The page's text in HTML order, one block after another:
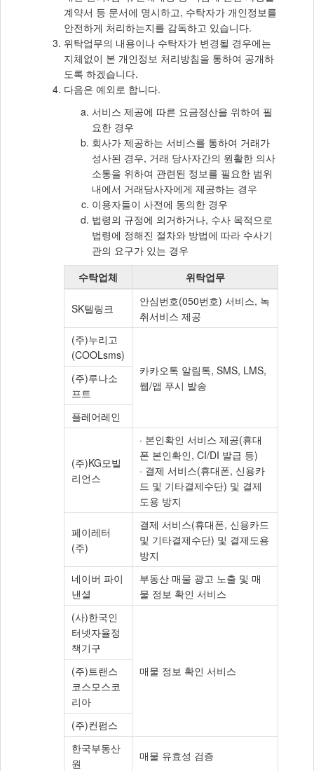
계약서 등 문서에 명시하고, 수탁자가 개인정보를
안전하게 처리하는지를 감독하고 있습니다.
위탁업무의 내용이나 수탁자가 변경될 경우에는
지체없이 본 개인정보 처리방침을 통하여 공개하
도록 하겠습니다.
다음은 예외로 합니다.
서비스 제공에 따른 요금정산을 위하여 필
요한 경우
회사가 제공하는 서비스를 통하여 거래가
성사된 경우, 거래 당사자간의 원활한 의사
소통을 위하여 관련된 정보를 필요한 범위
내에서 거래당사자에게 제공하는 경우
이용자들이 사전에 동의한 경우
법령의 규정에 의거하거나, 수사 목적으로
법령에 정해진 절차와 방법에 따라 수사기
관의 요구가 있는 경우
인
정
보
처
리
위
탁
수탁업체 위탁업무
SK텔링크
안심번호(050번호) 서비스, 녹
취서비스 제공
(주)누리고
(COOLsms)
카카오톡 알림톡, SMS, LMS,
웹/앱 푸시 발송
(주)루나소
프트
플레어레인
(주)KG모빌
리언스
· 본인확인 서비스 제공(휴대
폰 본인확인, CI/DI 발급 등)
· 결제 서비스(휴대폰, 신용카
드 및 기타결제수단) 및 결제
도용 방지
페이레터
(주)
결제 서비스(휴대폰, 신용카드
및 기타결제수단) 및 결제도용
방지
네이버 파이
낸셜
부동산 매물 광고 노출 및 매
물 정보 확인 서비스
(사)한국인
터넷자율정
책기구
매물 정보 확인 서비스
(주)트랜스
코스모스코
리아
(주)컨펌스
한국부동산
원
매물 유효성 검증